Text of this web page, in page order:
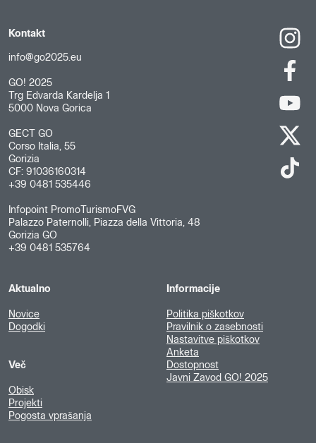
Kontakt
info@go2025.eu
GO! 2025
Trg Edvarda Kardelja 1
5000 Nova Gorica
GECT GO
Corso Italia, 55
Gorizia
CF: 91036160314
+39 0481 535446
Infopoint PromoTurismoFVG
Palazzo Paternolli, Piazza della Vittoria, 48
Gorizia GO
+39 0481 535764
Aktualno
Novice
Dogodki
Več
Obisk
Projekti
Pogosta vprašanja
Informacije
Politika piškotkov
Pravilnik o zasebnosti
Nastavitve piškotkov
Anketa
Dostopnost
Javni Zavod GO! 2025